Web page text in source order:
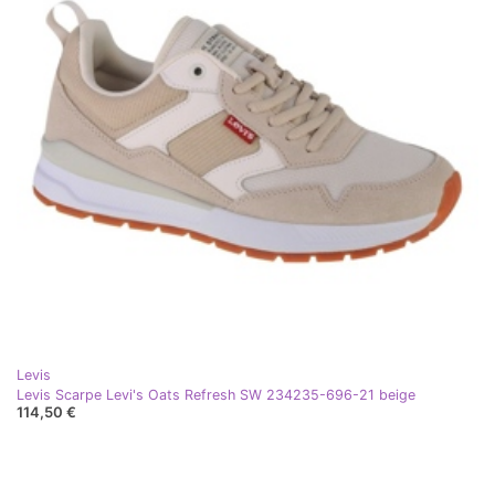
Levis
Levis Scarpe Levi's Oats Refresh SW 234235-696-21 beige
114,50 €